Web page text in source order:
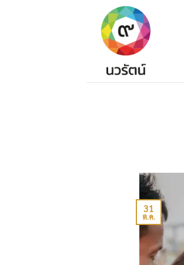
31
ต.ค.